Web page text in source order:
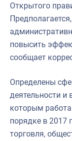
Открытого
повысить
сообщает
Определены
деятельности и
которым работа
порядке в 2017
торговля,